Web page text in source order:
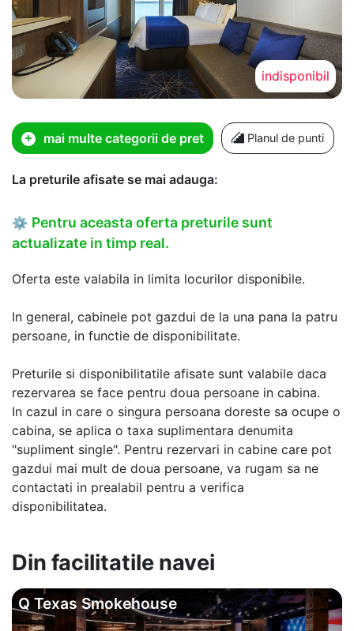
indisponibil
mai multe categorii de pret Planul de punti
La preturile afisate se mai adauga:
⚙ Pentru aceasta oferta preturile sunt
actualizate in timp real.
Oferta este valabila in limita locurilor disponibile.
In general, cabinele pot gazdui de la una pana la patru
persoane, in functie de disponibilitate.
Preturile si disponibilitatile afisate sunt valabile daca
rezervarea se face pentru doua persoane in cabina.
In cazul in care o singura persoana doreste sa ocupe o
cabina, se aplica o taxa suplimentara denumita
"supliment single". Pentru rezervari in cabine care pot
gazdui mai mult de doua persoane, va rugam sa ne
contactati in prealabil pentru a verifica
disponibilitatea.
Din facilitatile navei
Q Texas Smokehouse